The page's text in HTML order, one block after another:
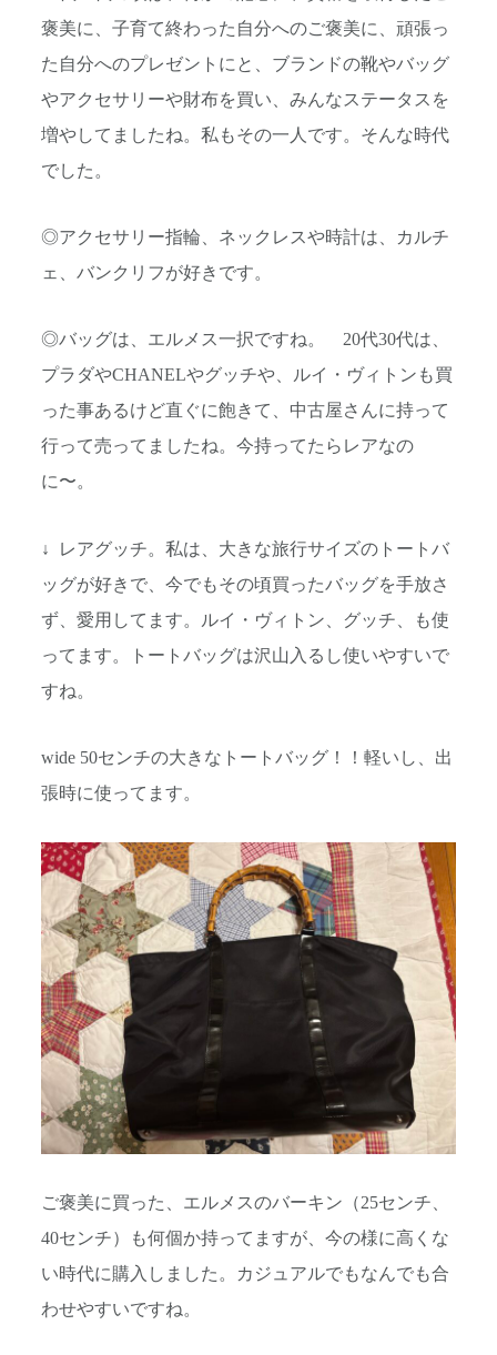
褒美に、子育て終わった自分へのご褒美に、頑張っ
た自分へのプレゼントにと、ブランドの靴やバッグ
やアクセサリーや財布を買い、みんなステータスを
増やしてましたね。私もその一人です。そんな時代
でした。
◎アクセサリー指輪、ネックレスや時計は、カルチ
ェ、バンクリフが好きです。
◎バッグは、エルメス一択ですね。 20代30代は、
プラダやCHANELやグッチや、ルイ・ヴィトンも買
った事あるけど直ぐに飽きて、中古屋さんに持って
行って売ってましたね。今持ってたらレアなの
に〜。
↓ レアグッチ。私は、大きな旅行サイズのトートバ
ッグが好きで、今でもその頃買ったバッグを手放さ
ず、愛用してます。ルイ・ヴィトン、グッチ、も使
ってます。トートバッグは沢山入るし使いやすいで
すね。
wide 50センチの大きなトートバッグ！！軽いし、出
張時に使ってます。
ご褒美に買った、エルメスのバーキン（25センチ、
40センチ）も何個か持ってますが、今の様に高くな
い時代に購入しました。カジュアルでもなんでも合
わせやすいですね。